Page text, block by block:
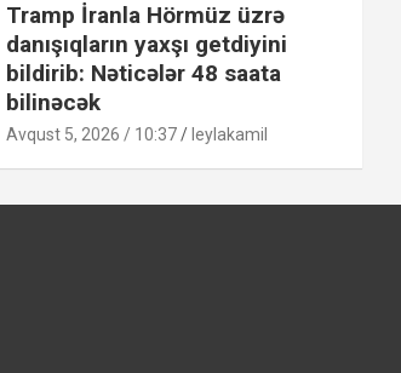
Tramp İranla Hörmüz üzrə
danışıqların yaxşı getdiyini
bildirib: Nəticələr 48 saata
bilinəcək
Avqust 5, 2026 / 10:37 leylakamil